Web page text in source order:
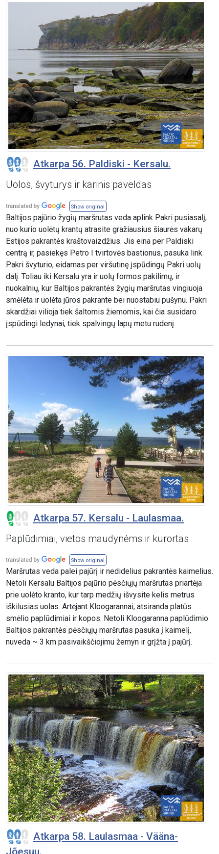
Atkarpa 56. Paldiski - Kersalu.
Uolos, švyturys ir karinis paveldas
Show original
Baltijos pajūrio žygių maršrutas veda aplink Pakri pusiasalį,
nuo kurio uolėtų krantų atrasite gražiausius šiaurės vakarų
Estijos pakrantės kraštovaizdžius. Jis eina per Paldiski
centrą ir, pasiekęs Petro I tvirtovės bastionus, pasuka link
Pakri švyturio, eidamas per viršutinę įspūdingų Pakri uolų
dalį. Toliau iki Kersalu yra ir uolų formos pakilimų, ir
nuokalnių, kur Baltijos pakrantės žygių maršrutas vingiuoja
smėlėta ir uolėta jūros pakrante bei nuostabiu pušynu. Pakri
skardžiai vilioja tiek šaltomis žiemomis, kai čia susidaro
įspūdingi ledynai, tiek spalvingų lapų metu rudenį.
Atkarpa 57. Kersalu - Laulasmaa.
Paplūdimiai, vietos maudynėms ir kurortas
Show original
Maršrutas veda palei pajūrį ir nedidelius pakrantės kaimelius.
Netoli Kersalu Baltijos pajūrio pėsčiųjų maršrutas priartėja
prie uolėto kranto, kur tarp medžių išvysite kelis metrus
iškilusias uolas. Artėjant Kloogarannai, atsiranda platūs
smėlio paplūdimiai ir kopos. Netoli Kloogaranna paplūdimio
Baltijos pakrantės pėsčiųjų maršrutas pasuka į kaimelį,
nuveda ~ 3 km pasivaikščiojimu žemyn ir grįžta į pajūrį.
Atkarpa 58. Laulasmaa - Vääna-
Jõesuu.